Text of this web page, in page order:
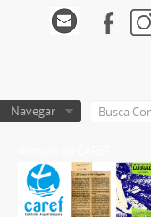
Navegar